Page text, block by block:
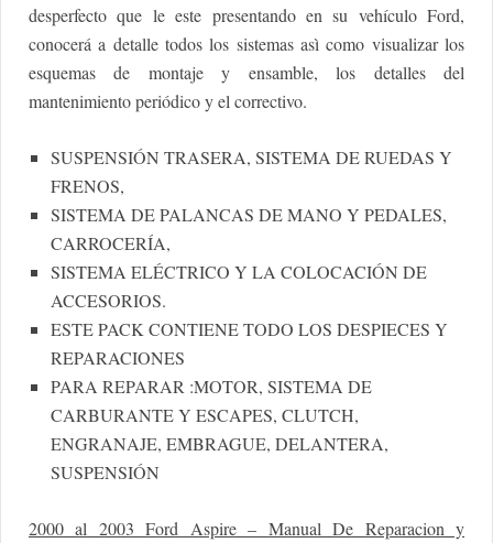
desperfecto que le este presentando en su vehículo Ford,
conocerá a detalle todos los sistemas asì como visualizar los
esquemas de montaje y ensamble, los detalles del
mantenimiento periódico y el correctivo.
SUSPENSIÓN TRASERA, SISTEMA DE RUEDAS Y
FRENOS,
SISTEMA DE PALANCAS DE MANO Y PEDALES,
CARROCERÍA,
SISTEMA ELÉCTRICO Y LA COLOCACIÓN DE
ACCESORIOS.
ESTE PACK CONTIENE TODO LOS DESPIECES Y
REPARACIONES
PARA REPARAR :MOTOR, SISTEMA DE
CARBURANTE Y ESCAPES, CLUTCH,
ENGRANAJE, EMBRAGUE, DELANTERA,
SUSPENSIÓN
2000 al 2003 Ford Aspire – Manual De Reparacion y